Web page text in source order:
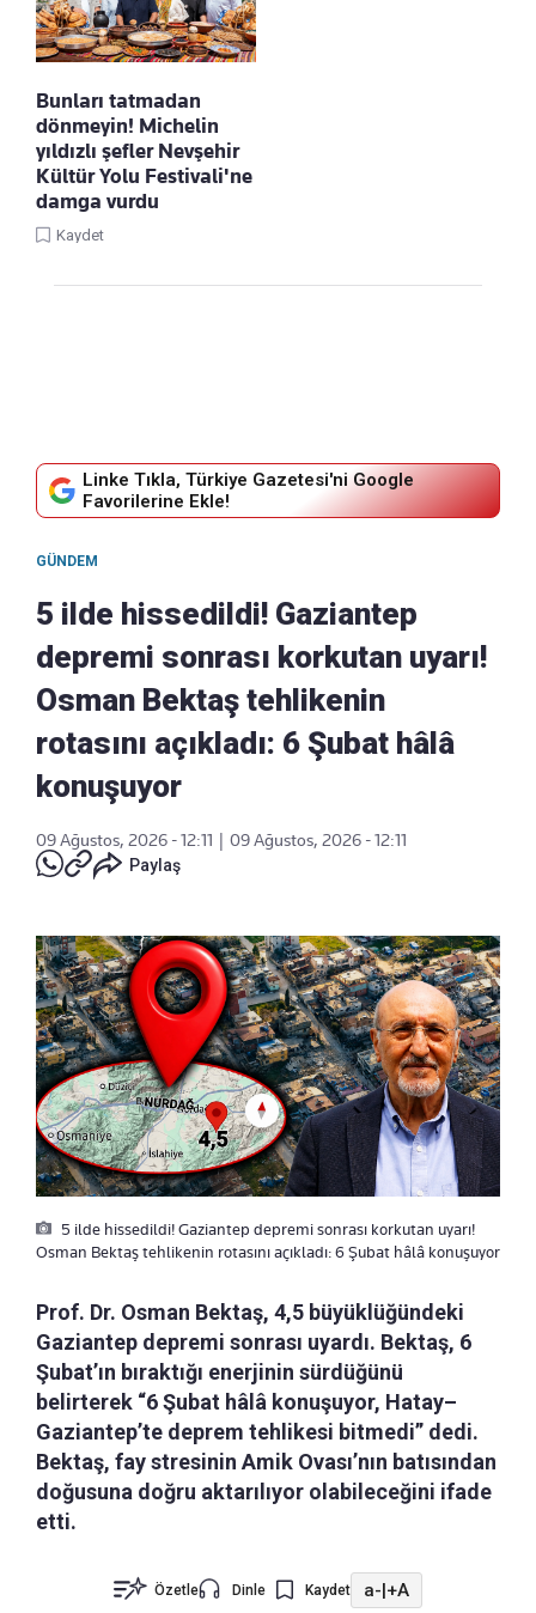
Bunları tatmadan
dönmeyin! Michelin
yıldızlı şefler Nevşehir
Kültür Yolu Festivali'ne
damga vurdu
Kaydet
Linke Tıkla, Türkiye Gazetesi'ni Google
Favorilerine Ekle!
GÜNDEM
5 ilde hissedildi! Gaziantep
depremi sonrası korkutan uyarı!
Osman Bektaş tehlikenin
rotasını açıkladı: 6 Şubat hâlâ
konuşuyor
09 Ağustos, 2026 - 12:11
09 Ağustos, 2026 - 12:11
Paylaş
5 ilde hissedildi! Gaziantep depremi sonrası korkutan uyarı!
Osman Bektaş tehlikenin rotasını açıkladı: 6 Şubat hâlâ konuşuyor
Prof. Dr. Osman Bektaş, 4,5 büyüklüğündeki
Gaziantep depremi sonrası uyardı. Bektaş, 6
Şubat’ın bıraktığı enerjinin sürdüğünü
belirterek “6 Şubat hâlâ konuşuyor, Hatay–
Gaziantep’te deprem tehlikesi bitmedi” dedi.
Bektaş, fay stresinin Amik Ovası’nın batısından
doğusuna doğru aktarılıyor olabileceğini ifade
etti.
Özetle Dinle Kaydet a-|+A